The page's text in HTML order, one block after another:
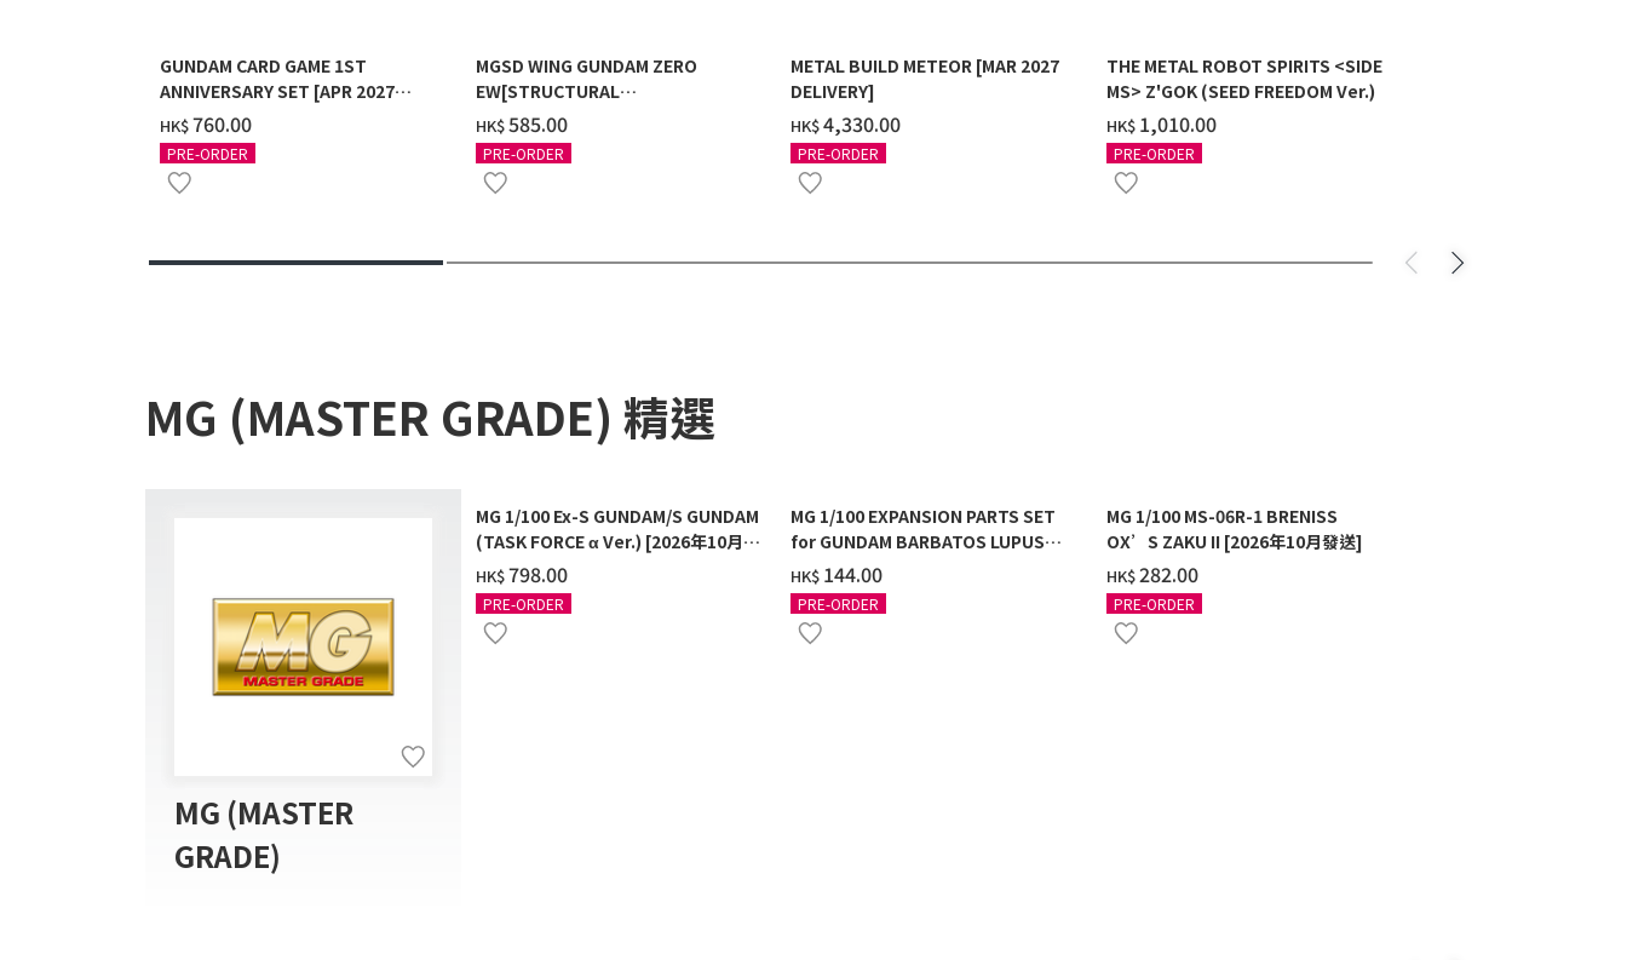
GUNDAM CARD GAME 1ST
ANNIVERSARY SET [APR 2027
DELIVERY]
HK$‌760.00
PRE-ORDER
MGSD WING GUNDAM ZERO
EW[STRUCTURAL
COATING/BLACK] [2026年12月發送]
HK$‌585.00
PRE-ORDER
METAL BUILD METEOR [MAR 2027
DELIVERY]
HK$‌4,330.00
PRE-ORDER
THE METAL ROBOT SPIRITS <SIDE
MS> Z'GOK (SEED FREEDOM Ver.)
HK$ ‌1,010.00
PRE-ORDER
MG (MASTER GRADE) 精選
MG (MASTER
GRADE)
MG 1/100 Ex-S GUNDAM/S GUNDAM
(TASK FORCE α Ver.) [2026年10月發
送]
HK$‌798.00
PRE-ORDER
MG 1/100 EXPANSION PARTS SET
for GUNDAM BARBATOS LUPUS
[2026年9月發送]
HK$ ‌144.00
PRE-ORDER
MG 1/100 MS-06R-1 BRENISS
OX’S ZAKU II [2026年10月發送]
HK$‌282.00
PRE-ORDER